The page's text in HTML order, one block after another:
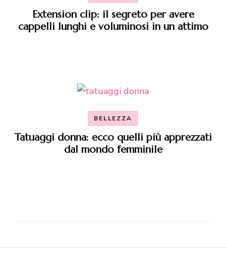
Extension clip: il segreto per avere
cappelli lunghi e voluminosi in un attimo
BELLEZZA
Tatuaggi donna: ecco quelli più apprezzati
dal mondo femminile